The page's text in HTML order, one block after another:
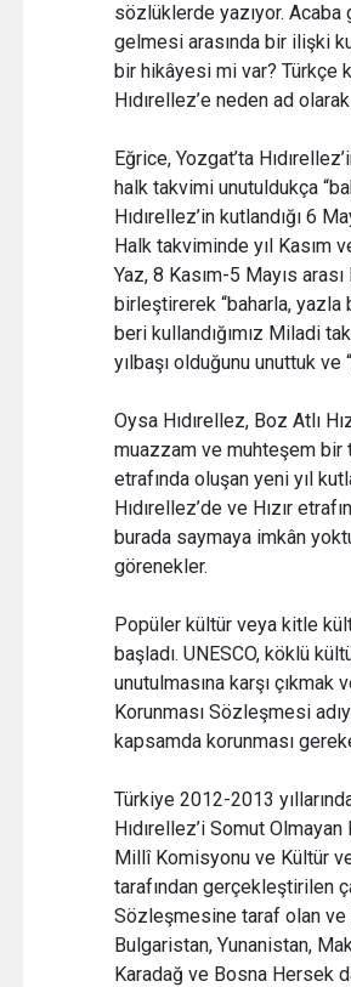
sözlüklerde yazıyor.
gelmesi arasında bir ilişki
bir hikâyesi mi var? Türkçe
Hıdırellez’e neden ad
Eğrice, Yozgat’ta
halk takvimi unutuldukça
Hıdırellez’in kutlandığı 6
Halk takviminde yıl Kasım
Yaz, 8 Kasım-5 Mayıs
birleştirerek “baharla, yazla
beri kullandığımız Miladi
yılbaşı olduğunu unuttuk ve
Oysa Hıdırellez, Boz Atlı
muazzam ve muhteşem bir
etrafında oluşan yeni yıl
Hıdırellez’de ve Hızır
burada saymaya imkân
görenekler.
Popüler kültür veya kitle
başladı. UNESCO, köklü
unutulmasına karşı
Korunması Sözleşmesi
kapsamda korunması
Türkiye 2012-2013
Hıdırellez’i Somut
Millî Komisyonu ve Kültür
tarafından gerçekleştirilen
Sözleşmesine taraf olan ve
Bulgaristan, Yunanistan,
Karadağ ve Bosna Hersek